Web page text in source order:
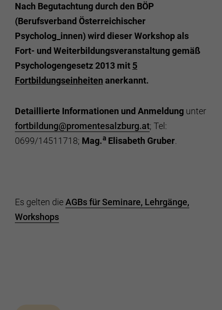
Nach Begutachtung durch den BÖP
(Berufsverband Österreichischer
Psycholog_innen) wird dieser Workshop als
Fort- und Weiterbildungsveranstaltung gemäß
Psychologengesetz 2013 mit 5
Fortbildungseinheiten anerkannt.
Detaillierte Informationen und Anmeldung unter
fortbildung@promentesalzburg.at; Tel:
0699/14511718; Mag.a Elisabeth Gruber
Es gelten dieAGBs für Seminare, Lehrgänge,
Workshops